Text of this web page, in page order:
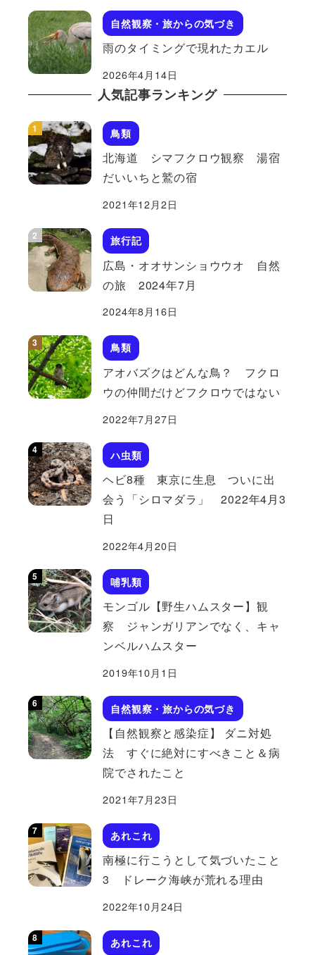
自然観察・旅からの気づき
雨のタイミングで現れたカエル
2026年4月14日
人気記事ランキング
鳥類
北海道 シマフクロウ観察 湯宿
だいいちと鷲の宿
2021年12月2日
旅行記
広島・オオサンショウウオ 自然
の旅 2024年7月
2024年8月16日
鳥類
アオバズクはどんな鳥？ フクロ
ウの仲間だけどフクロウではない
2022年7月27日
ハ虫類
ヘビ8種 東京に生息 ついに出
会う「シロマダラ」 2022年4月3
日
2022年4月20日
哺乳類
モンゴル【野生ハムスター】観
察 ジャンガリアンでなく、キャ
ンベルハムスター
2019年10月1日
自然観察・旅からの気づき
【自然観察と感染症】 ダニ対処
法 すぐに絶対にすべきこと＆病
院でされたこと
2021年7月23日
あれこれ
南極に行こうとして気づいたこと
3 ドレーク海峡が荒れる理由
2022年10月24日
あれこれ